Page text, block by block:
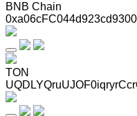
BNB Chain
TON